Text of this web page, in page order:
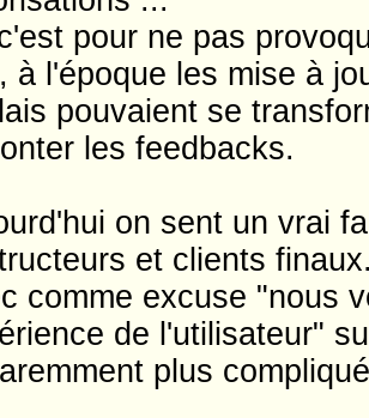
pour ne pas
à l'époque les mise à
pouvaient se
les feedbacks.
on sent un vrai
et clients
comme excuse "nous
de l'utilisateur"
plus